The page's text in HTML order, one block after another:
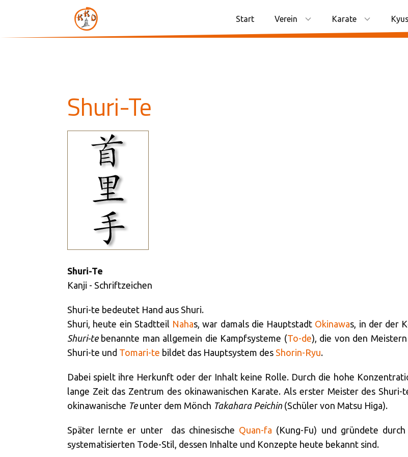
Start Verein Karate
Shuri-Te
Shuri-Te
Kanji - Schriftzeichen
Shuri-te bedeutet Hand aus Shuri.
Shuri, heute ein Stadtteil Nahas, war damals die Hauptstadt Okinawas, in der der
Shuri-tebenannte man allgemein die Kampfsysteme (To-de), die von den
Shuri-te und Tomari-te bildet das Hauptsystem des Shorin-Ryu.
Dabei spielt ihre Herkunft oder der Inhalt keine Rolle. Durch die hohe
lange Zeit das Zentrum des okinawanischen Karate. Als erster Meister des Shuri-
okinawanische Teunter dem Mönch Takahara Peichin (Schüler von Matsu Higa).
Später lernte er unter das chinesische Quan-fa (Kung-Fu) und gründete
systematisierten Tode-Stil, dessen Inhalte und Konzepte heute bekannt sind.